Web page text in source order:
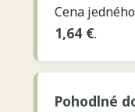
Cena
1,64 €.
Pohodlné